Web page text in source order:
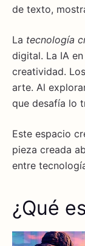
de texto,
La tecnología
digital. La IA
creatividad.
arte. Al
que desafía lo
Este espacio
pieza creada
entre
¿Qué